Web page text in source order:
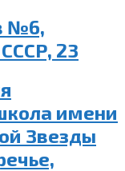
№6,
23
имени
Звезды